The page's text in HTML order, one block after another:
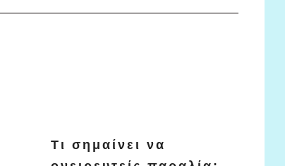
Τι σημαίνει να